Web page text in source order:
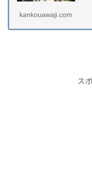
kankouawaji.com
ス